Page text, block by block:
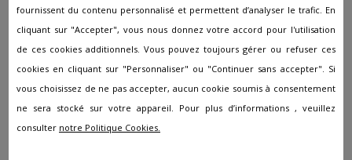
Pompes funèbres à Valenton
Pompes funèbres à Villejuif
Pompes funèbres à VILLENEUVE ST GEORGES
Pompes funèbres à Villeneuve-le-Roi
Pompes funèbres à Villiers-sur-Marne
fournissent du contenu personnalisé et permettent d’analyser le trafic. En
cliquant sur "Accepter", vous nous donnez votre accord pour l'utilisation
de ces cookies additionnels. Vous pouvez toujours gérer ou refuser ces
cookies en cliquant sur "Personnaliser" ou "Continuer sans accepter". Si
vous choisissez de ne pas accepter, aucun cookie soumis à consentement
ne sera stocké sur votre appareil. Pour plus d’informations , veuillez
consulter notre Politique Cookies.